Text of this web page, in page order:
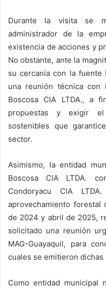
Durante la visita se
administrador de la
existencia de acciones y
No obstante, ante la
su cercanía con la
una reunión técnica con
Boscosa CIA LTDA., a
propuestas y exigir el
sostenibles que
sector.
Asimismo, la entidad
Boscosa CIA LTDA.
Condoryacu CIA
aprovechamiento forestal
de 2024 y abril de 2025,
solicitado una reunión
MAG-Guayaquil, para
cuales se emitieron dichas
Como entidad municipal